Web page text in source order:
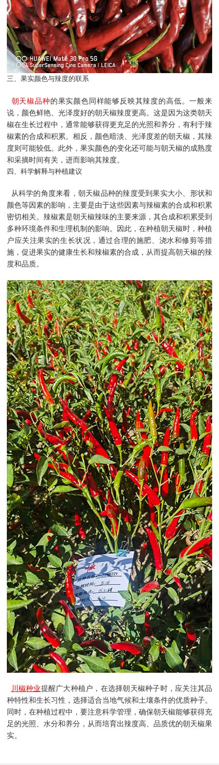
三、果实颜色与辣度的联系
朝天椒品种的果实颜色同样能够反映其辣度的高低。一般来
说，颜色鲜艳、光泽度好的朝天椒辣度更高。这是因为这类朝天
椒在生长过程中，通常能够获得更充足的光照和养分，有利于辣
椒素的合成和积累。相反，颜色暗淡、光泽度差的朝天椒，其辣
度则可能较低。此外，果实颜色的变化还可能与朝天椒的成熟度
和采摘时间有关，进而影响其辣度。
四、科学解释与种植建议
从科学的角度来看，朝天椒品种的辣度受到果实大小、形状和
颜色等因素的影响，主要是由于这些因素与辣椒素的合成和积累
密切相关。辣椒素是朝天椒辣味的主要来源，其合成和积累受到
多种环境条件和生理机制的影响。因此，在种植朝天椒时，种植
户应关注果实的生长状况，通过合理的施肥、浇水和修剪等措
施，促进果实的健康生长和辣椒素的合成，从而提高朝天椒的辣
度和品质。
川椒种业提醒广大种植户，在选择朝天椒种子时，应关注其品
种特性和生长习性，选择适合当地气候和土壤条件的优质种子。
同时，在种植过程中，要注意科学管理，确保朝天椒能够获得充
足的光照、水分和养分，从而培育出辣度高、品质优的朝天椒果
实。